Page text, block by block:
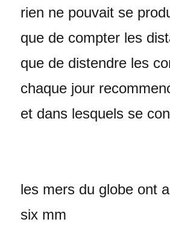
rien ne pouvait se
que de compter les
que de distendre les
chaque jour
et dans lesquels se
les mers du globe ont
six mm